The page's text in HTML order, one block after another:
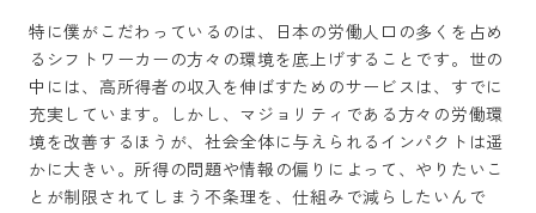
特に僕がこだわっているのは、日本の労働人口の多くを占め
るシフトワーカーの方々の環境を底上げすることです。世の
中には、高所得者の収入を伸ばすためのサービスは、すでに
充実しています。しかし、マジョリティである方々の労働環
境を改善するほうが、社会全体に与えられるインパクトは遥
かに大きい。所得の問題や情報の偏りによって、やりたいこ
とが制限されてしまう不条理を、仕組みで減らしたいんで